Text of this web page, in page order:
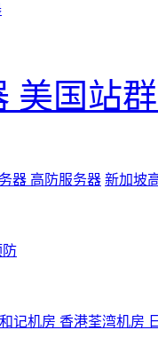
美国站
器 高防服务器 新加坡
防
记机房 香港荃湾机房